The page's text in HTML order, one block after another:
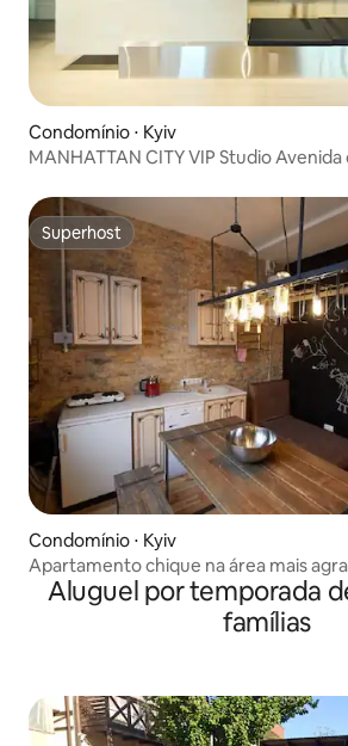
Condomínio ⋅ Kyiv
MANHATTAN CITY
Superhost
Superhost
Condomínio ⋅ Kyiv
Apartamento chique na área mais
Aluguel por temporada
famílias